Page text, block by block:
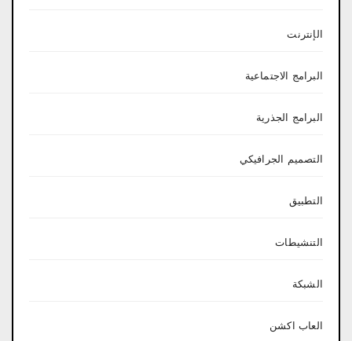
الإنترنت
البرامج الاجتماعية
البرامج الجذرية
التصميم الجرافيكي
التطبيق
التنشيطات
الشبكة
العاب اكشن